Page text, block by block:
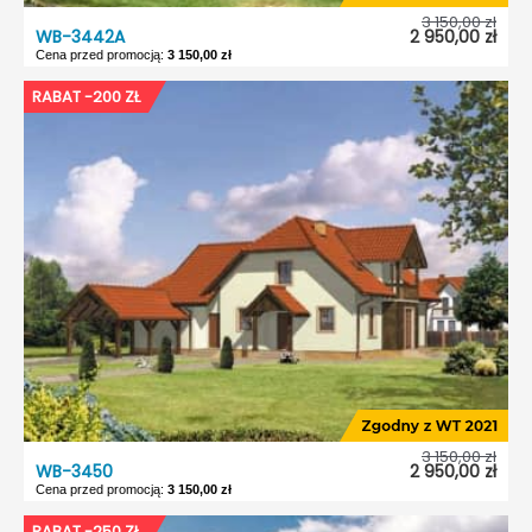
WB-3442A 2 950,00 zł
3 150,00 zł
Cena przed promocją: 3 150,00 zł
WB-3442A
5 dni roboczych
Typ projektu:
Wolnostojący
Garaż:
Bez garażu
Dwuspadowy
Kąt nach. dachu:
37°
Odbicie lustrzane:
Tak
WB-3450 2 950,00 zł
3 150,00 zł
RABAT -200 ZŁ
Cena przed promocją: 3 150,00 zł